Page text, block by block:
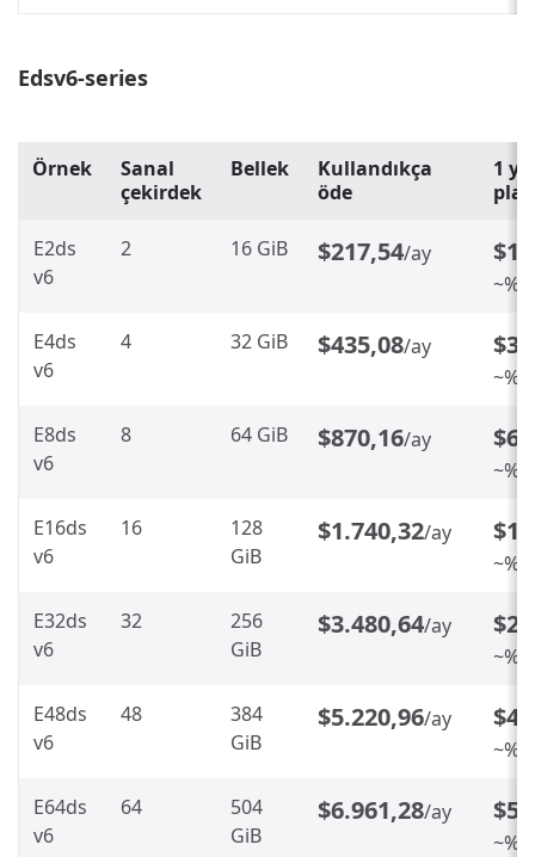
Edsv6-series
Örnek
Sanal
çekirdek
Bellek
Kullandıkça
öde
1
plan
E2ds
v6
2 16 GiB $217,54/ay
E4ds
v6
4 32 GiB $435,08/ay
E8ds
v6
8 64 GiB $870,16/ay
E16ds
v6
16
128
GiB
$1.740,32/ay
E32ds
v6
32
256
GiB
$3.480,64/ay
E48ds
v6
48
384
GiB
$5.220,96/ay
E64ds
v6
64
504
GiB
$6.961,28/ay